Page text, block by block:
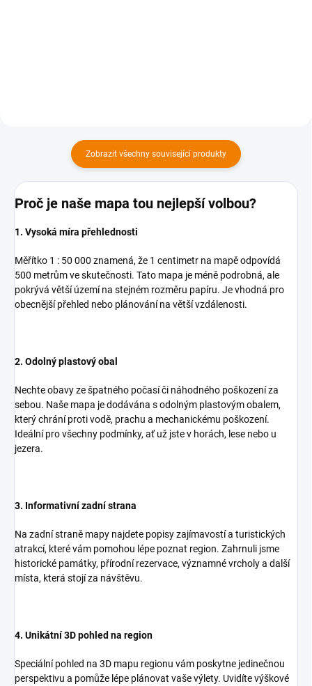
Zobrazit všechny související produkty
Proč je naše mapa tou nejlepší volbou?
1. Vysoká míra přehlednosti
Měřítko 1 : 50 000 znamená, že 1 centimetr na mapě odpovídá
500 metrům ve skutečnosti. Tato mapa je méně podrobná, ale
pokrývá větší území na stejném rozměru papíru. Je vhodná pro
obecnější přehled nebo plánování na větší vzdálenosti.
2. Odolný plastový obal
Nechte obavy ze špatného počasí či náhodného poškození za
sebou. Naše mapa je dodávána s odolným plastovým obalem,
který chrání proti vodě, prachu a mechanickému poškození.
Ideální pro všechny podmínky, ať už jste v horách, lese nebo u
jezera.
3. Informativní zadní strana
Na zadní straně mapy najdete popisy zajímavostí a turistických
atrakcí, které vám pomohou lépe poznat region. Zahrnuli jsme
historické památky, přírodní rezervace, významné vrcholy a další
místa, která stojí za návštěvu.
4. Unikátní 3D pohled na region
Speciální pohled na 3D mapu regionu vám poskytne jedinečnou
perspektivu a pomůže lépe plánovat vaše výlety. Uvidíte výškové